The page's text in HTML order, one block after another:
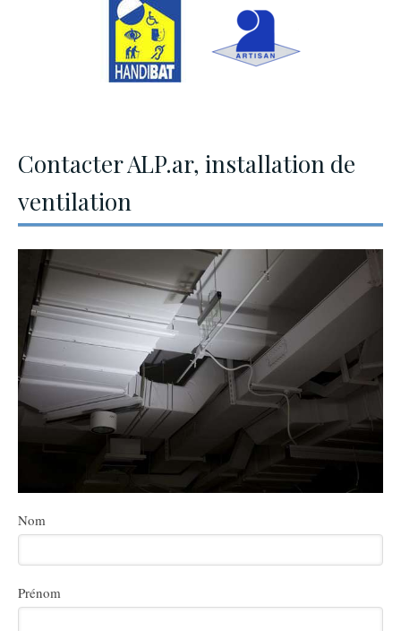
Contacter ALP.ar, installation de
ventilation
Nom
Prénom